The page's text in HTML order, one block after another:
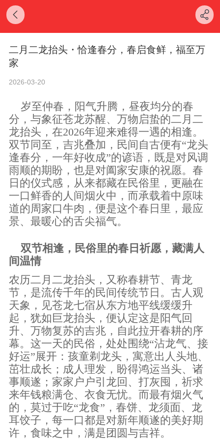
二月二龙抬头・恰逢春分，春启食鲜，福至万
家
2026-03-20
岁至仲春，阳气升腾，昼夜均分的春
分，与象征苍龙苏醒、万物启蛰的二月二
龙抬头，在2026年迎来难得一遇的相逢。
双节同至，吉兆叠加，民间自古便有“龙头
逢春分，一年好收成”的谚语，既是对风调
雨顺的期盼，也是对阖家安康的祝愿。春
日的仪式感，从来都藏在民俗里，更融在
一口鲜香的人间烟火中，而承载着中原味
道的周家口牛肉，便是这个春日里，最应
景、最暖心的舌尖福气。
双节相逢，民俗里的春日祈愿，藏满人
间温情
农历二月二龙抬头，又称春耕节、青龙
节，是流传千年的民间传统节日。古人观
天象，见苍龙七宿从东方地平线缓缓升
起，犹如巨龙抬头，便认定这是阳气回
升、万物复苏的吉兆，自此拉开春耕的序
幕。这一天的民俗，处处围绕“沾龙气、接
好运”展开：孩童剃龙头，寓意出人头地、
茁壮成长；成人理发，盼得鸿运当头、诸
事顺遂；家家户户引龙回、打灰囤，祈求
来年钱粮满仓、衣食无忧。而最有烟火气
的，莫过于吃“龙食”，春饼、 龙须面、龙
耳饺子，每一口都是对新年顺遂的美好期
许，食味之中，满是团圆与吉祥。